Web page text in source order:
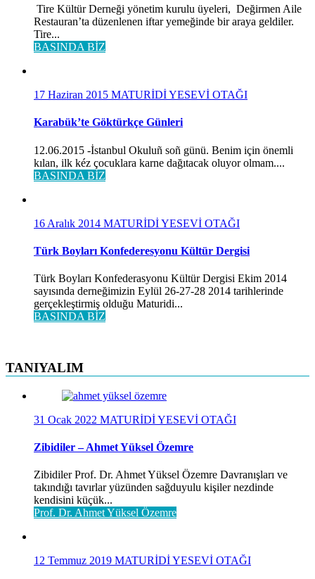
Tire Kültür Derneği yönetim kurulu üyeleri, Değirmen Aile
Restauran’ta düzenlenen iftar yemeğinde bir araya geldiler.
Tire...
BASINDA BİZ
17 Haziran 2015 MATURİDİ YESEVİ OTAĞI
Karabük’te Göktürkçe Günleri
12.06.2015 -İstanbul Okuluñ soñ günü. Benim için önemli
kılan, ilk kéz çocuklara karne dağıtacak oluyor olmam....
BASINDA BİZ
16 Aralık 2014 MATURİDİ YESEVİ OTAĞI
Türk Boyları Konfederesyonu Kültür Dergisi
Türk Boyları Konfederasyonu Kültür Dergisi Ekim 2014
sayısında derneğimizin Eylül 26-27-28 2014 tarihlerinde
gerçekleştirmiş olduğu Maturidi...
BASINDA BİZ
TANIYALIM
31 Ocak 2022 MATURİDİ YESEVİ OTAĞI
Zibidiler – Ahmet Yüksel Özemre
Zibidiler Prof. Dr. Ahmet Yüksel Özemre Davranışları ve
takındığı tavırlar yüzünden sağduyulu kişiler nezdinde
kendisini küçük...
Prof. Dr. Ahmet Yüksel Özemre
12 Temmuz 2019 MATURİDİ YESEVİ OTAĞI